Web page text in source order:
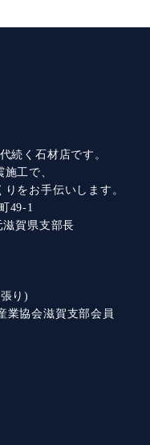
続く石材店です。
工で、
をお手伝いします。
49-1
賀県支部長
り)
協会滋賀支部会員